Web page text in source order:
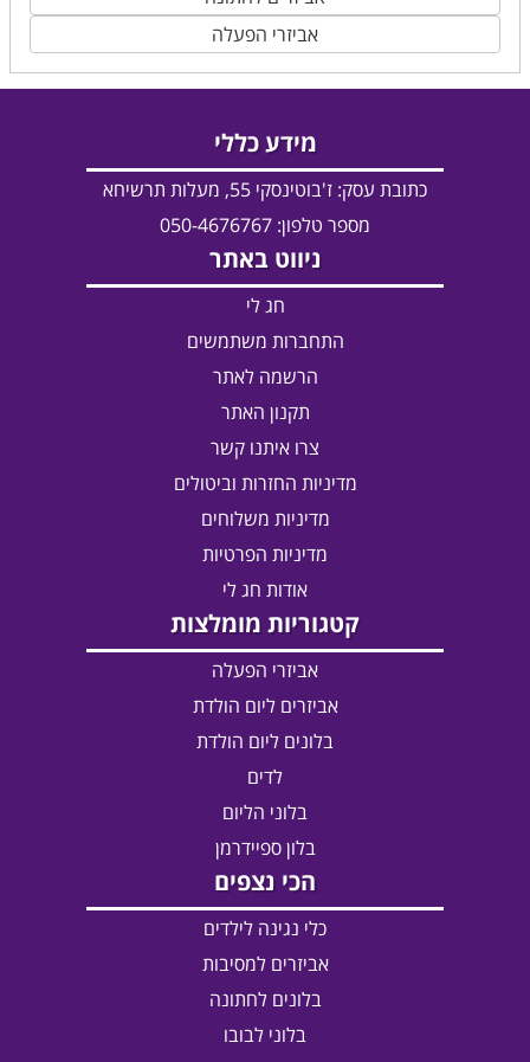
אביזרי הפעלה
מידע כללי
כתובת עסק: ז'בוטינסקי 55, מעלות תרשיחא
מספר טלפון: 050-4676767
ניווט באתר
חג לי
התחברות משתמשים
הרשמה לאתר
תקנון האתר
צרו איתנו קשר
מדיניות החזרות וביטולים
מדיניות משלוחים
מדיניות הפרטיות
אודות חג לי
קטגוריות מומלצות
אביזרי הפעלה
אביזרים ליום הולדת
בלונים ליום הולדת
לדים
בלוני הליום
בלון ספיידרמן
הכי נצפים
כלי נגינה לילדים
אביזרים למסיבות
בלונים לחתונה
בלוני לבובו